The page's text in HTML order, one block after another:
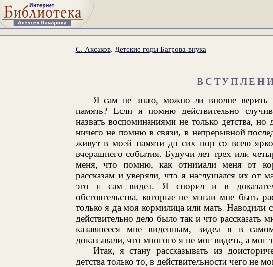
С. Аксаков. Детские годы Багрова-внука
Я сам не знаю, можно ли вполне верить
память? Если я помню действительно
назвать воспоминаниями не только детства, но
ничего не помню в связи, в непрерывной
живут в моей памяти до сих пор со всею
вчерашнего события. Будучи лет трех или
меня, что помню, как отнимали меня от
рассказам и уверяли, что я наслушался их от
это я сам видел. Я спорил и в
обстоятельства, которые не могли мне быть
только я да моя кормилица или мать. Наводили
действительно дело было так и что рассказать
казавшееся мне виденным, видел я в
доказывали, что многого я не мог видеть, а мог
Итак, я стану рассказывать из
детства только то, в действительности чего не